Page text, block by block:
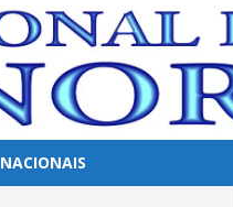
NACIONAIS